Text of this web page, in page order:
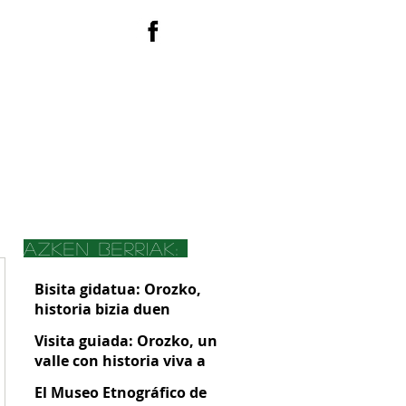
azken berriak:
Bisita gidatua: Orozko,
historia bizia duen
Visita guiada: Orozko, un
valle con historia viva a
El Museo Etnográfico de